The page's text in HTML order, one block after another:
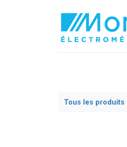
Tous les produits